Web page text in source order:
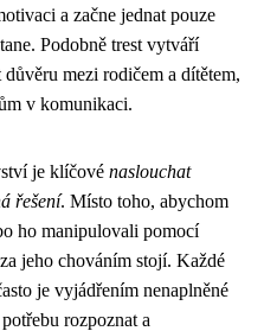
a začne jednat pouze
Podobně trest vytváří
mezi rodičem a dítětem,
v komunikaci.
je klíčové naslouchat
řešení. Místo toho, abychom
ho manipulovali pomocí
jeho chováním stojí. Každé
je vyjádřením nenaplněné
rozpoznat a